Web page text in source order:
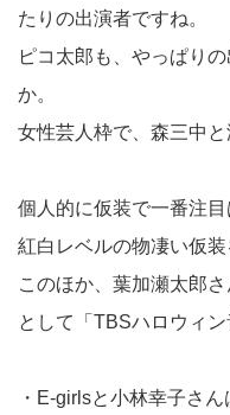
たりの出演者ですね。
ピコ太郎も、やっぱり
か。
女性芸人枠で、森三中
個人的に仮装で一番注目
紅白レベルの物凄い仮
このほか、葉加瀬太郎
として「TBSハロウィ
・E-girlsと小林幸子さ